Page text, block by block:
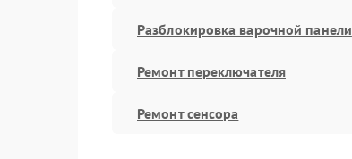
Разблокировка варочной панели
Ремонт переключателя
Ремонт сенсора